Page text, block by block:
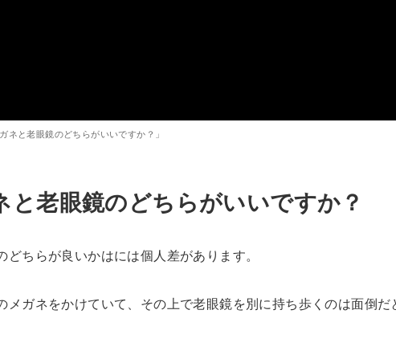
ネと老眼鏡のどちらがいいですか？」
と老眼鏡のどちらがいいですか？
ちらが良いかはには個人差があります。
メガネをかけていて、その上で老眼鏡を別に持ち歩くのは面倒